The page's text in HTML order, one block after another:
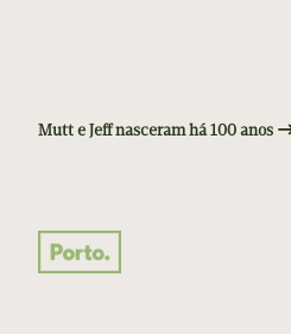
Mutt e Jeff nasceram há 100 anos